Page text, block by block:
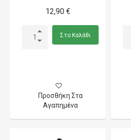
12,90 €
Στο Καλάθι
Προσθήκη Στα
Αγαπημένα